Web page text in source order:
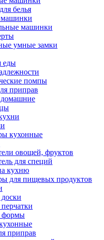
белья
машинки
умные замки
еды
помпы
приправ
кухонные
овощей, фруктов
для специй
кухню
для пищевых продуктов
формы
приправ